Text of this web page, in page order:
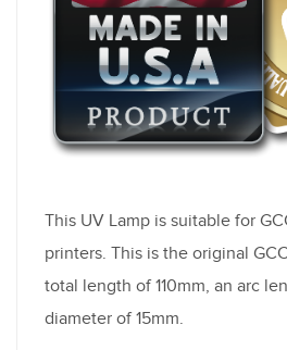
This UV Lamp is suitable for
printers. This is the original
total length of 110mm, an arc
diameter of 15mm.